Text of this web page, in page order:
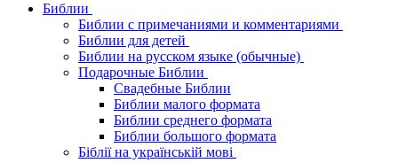
Библии
Библии с примечаниями и комментариями
Библии для детей
Библии на русском языке (обычные)
Подарочные Библии
Свадебные Библии
Библии малого формата
Библии среднего формата
Библии большого формата
Біблії на українській мові